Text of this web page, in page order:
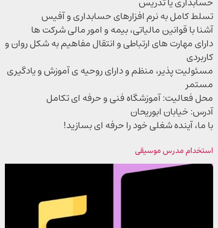
تسلط کامل به نرم افزارهای حسابداری و آفیس
آشنا با قوانین مالیاتی، بیمه و امور مالی شرکت ها
دارای مهارت های ارتباطی و انتقال مفاهیم به شکل روان و
کاربردی
مسئولیت پذیر، منظم و دارای روحیه ی آموزش و یادگیری
مستمر
محل فعالیت: آموزشگاه فنی و حرفه ای تکامل
آدرس: خیابان ابوریحان
با ما، آینده شغلی خود را حرفه ای بسازید!
استخدام مدرس موسیقی